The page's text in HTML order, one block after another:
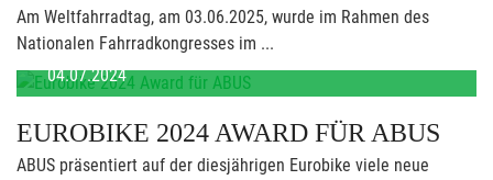
Am Weltfahrradtag, am 03.06.2025, wurde im Rahmen des
Nationalen Fahrradkongresses im ...
04.07.2024
EUROBIKE 2024 AWARD FÜR ABUS
ABUS präsentiert auf der diesjährigen Eurobike viele neue